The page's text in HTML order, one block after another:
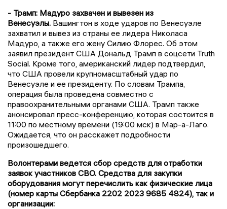
- Трамп: Мадуро захвачен и вывезен из
Венесуэлы. Вашингтон в ходе ударов по Венесуэле
захватил и вывез из страны ее лидера Николаса
Мадуро, а также его жену Силию Флорес. Об этом
заявил президент США Дональд Трамп в соцсети Truth
Social. Кроме того, американский лидер подтвердил,
что США провели крупномасштабный удар по
Венесуэле и ее президенту. По словам Трампа,
операция была проведена совместно с
правоохранительными органами США. Трамп также
анонсировал пресс-конференцию, которая состоится в
11:00 по местному времени (19:00 мск) в Мар-а-Лаго.
Ожидается, что он расскажет подробности
произошедшего.
Волонтерами ведется сбор средств для отработки
заявок участников СВО. Средства для закупки
оборудования могут перечислить как физические лица
(номер карты Сбербанка 2202 2023 9685 4824), так и
организации: